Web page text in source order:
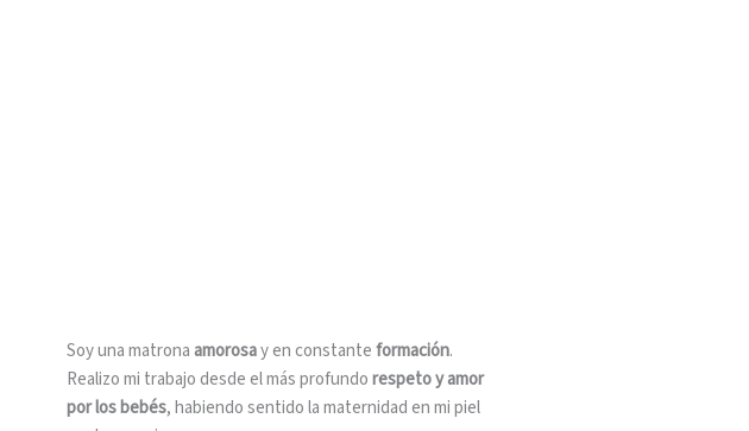
Soy una matrona amorosay en constante formación.
Realizo mi trabajo desde el más profundo respeto y amor
por los bebés, habiendo sentido la maternidad en mi piel